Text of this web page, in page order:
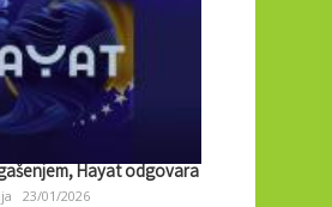
Hayat odgovara
23/01/2026